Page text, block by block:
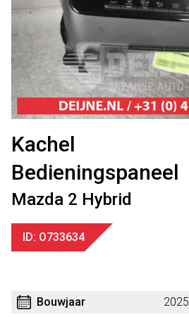
Kachel
Bedieningspaneel
Mazda 2 Hybrid
ID: O733634
Bouwjaar
2025